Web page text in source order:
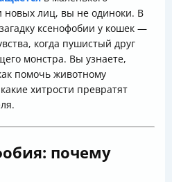
новых лиц, вы не одиноки. В
ксенофобии у кошек —
когда пушистый друг
монстра. Вы узнаете,
помочь животному
хитрости превратят
почему